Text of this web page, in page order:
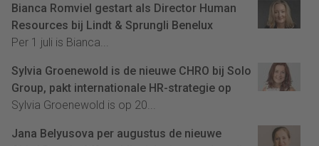
Bianca Romviel gestart als Director Human
Resources bij Lindt & Sprungli Benelux
Per 1 juli is Bianca...
Sylvia Groenewold is de nieuwe CHRO bij Solo
Group, pakt internationale HR-strategie op
Sylvia Groenewold is op 20...
Jana Belyusova per augustus de nieuwe